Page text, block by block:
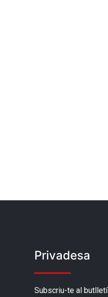
Privadesa
Subscriu-te al butlletí